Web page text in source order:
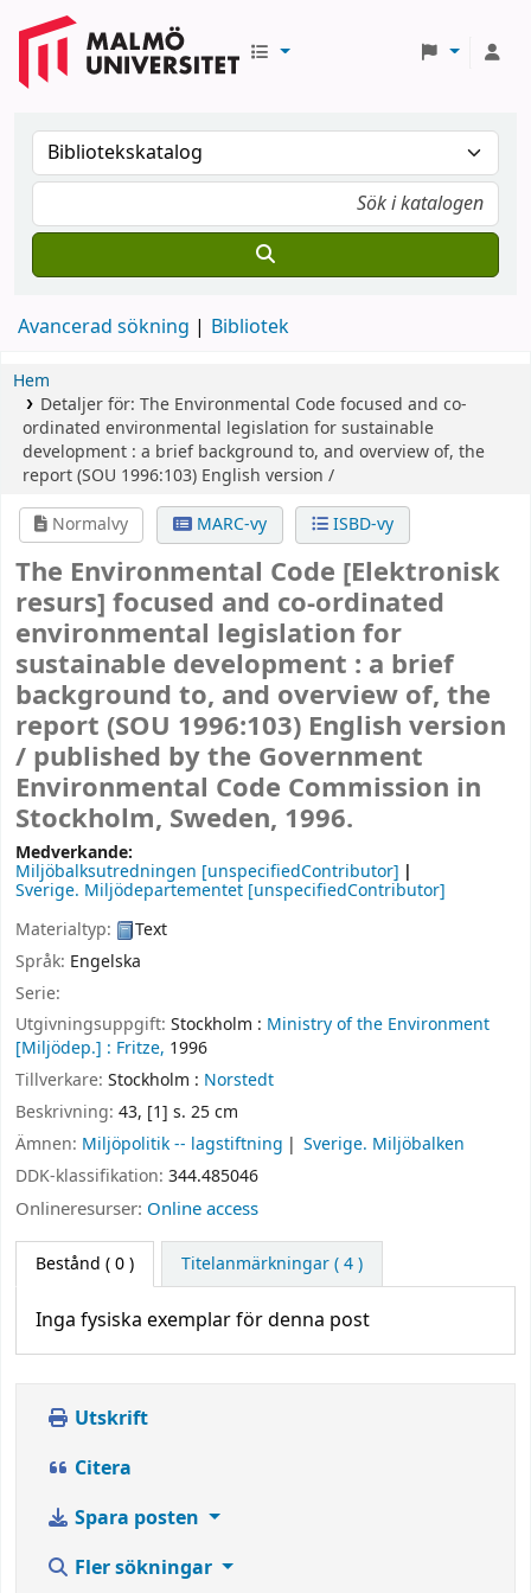
Avancerad sökning Bibliotek
Hem
Detaljer för: The Environmental Codefocused and co-
ordinated environmental legislation for sustainable
development : a brief background to, and overview of, the
report (SOU 1996:103) English version /
Normalvy
MARC-vy ISBD-vy
The Environmental Code [Elektronisk
resurs] focused and co-ordinated
environmental legislation for
sustainable development : a brief
background to, and overview of, the
report (SOU 1996:103) English version
/ published by the Government
Environmental Code Commission in
Stockholm, Sweden, 1996.
Medverkande:
Miljöbalksutredningen [unspecifiedContributor]
Sverige. Miljödepartementet [unspecifiedContributor]
Materialtyp:
Text
Språk: Engelska
Serie:
Utgivningsuppgift: Stockholm : Ministry of the Environment
[Miljödep.] : Fritze, 1996
Tillverkare: Stockholm : Norstedt
Beskrivning: 43, [1] s. 25 cm
Ämnen: Miljöpolitik -- lagstiftning
Sverige. Miljöbalken
DDK-klassifikation: 344.485046
Onlineresurser: Online access
Bestånd ( 0 ) Titelanmärkningar ( 4 )
Inga fysiska exemplar för denna post
Utskrift
Citera
Spara posten
Fler sökningar